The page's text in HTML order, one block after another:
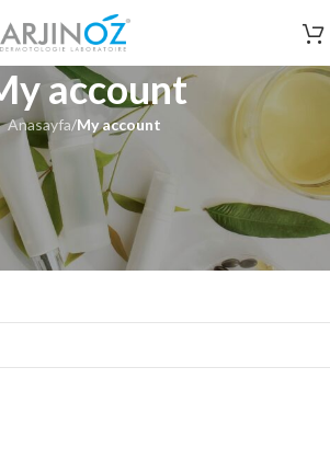
account
Anasayfa/My account
*